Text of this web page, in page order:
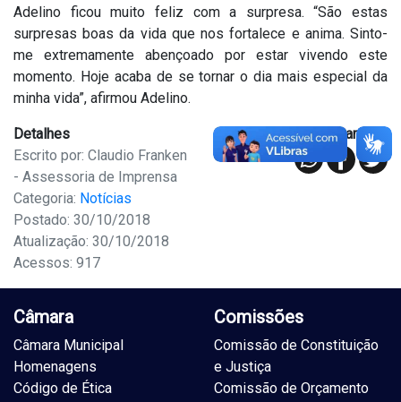
Adelino ficou muito feliz com a surpresa. “São estas
surpresas boas da vida que nos fortalece e anima. Sinto-
me extremamente abençoado por estar vivendo este
momento. Hoje acaba de se tornar o dia mais especial da
minha vida”, afirmou Adelino.
Detalhes
Escrito por: Claudio Franken
- Assessoria de Imprensa
Categoria: Notícias
Postado: 30/10/2018
Atualização: 30/10/2018
Acessos: 917
Compartilhar
Câmara
Câmara Municipal
Homenagens
Código de Ética
Comissões
Comissão de Constituição
e Justiça
Comissão de Orçamento